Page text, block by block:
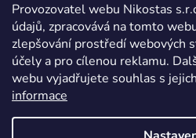
Provozovatel webu Nikostas
údajů, zpracovává na tomto
zlepšování prostředí webových
účely a pro cílenou reklamu.
webu vyjadřujete souhlas s
informace
Sledovať na
FB Christina